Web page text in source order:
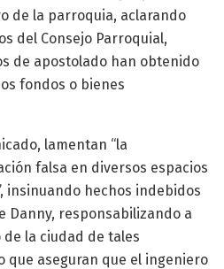
de la parroquia, aclarando
del Consejo Parroquial,
de apostolado han obtenido
fondos o bienes
lamentan “la
falsa en diversos espacios
insinuando hechos indebidos
Danny, responsabilizando a
la ciudad de tales
que aseguran que el ingeniero